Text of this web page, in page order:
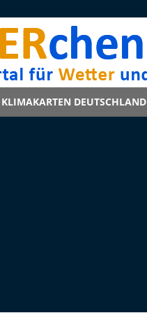
KLIMAKARTEN DEUTSCHLAND